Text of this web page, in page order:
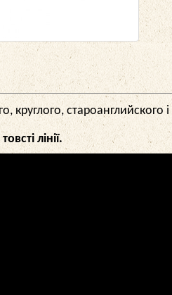
круглого, староанглийского
лінії.